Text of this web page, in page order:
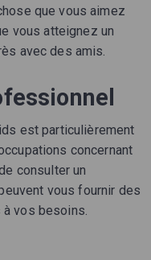
que vous aimez
vous atteignez un
avec des amis.
est particulièrement
concernant
consulter un
vous fournir des
vos besoins.